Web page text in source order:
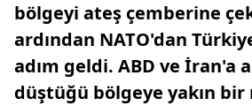
bölgeyi ateş çemberine
ardından NATO'dan
adım geldi. ABD ve İran'a
düştüğü bölgeye yakın